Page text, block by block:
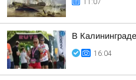
11:07
В
16:04